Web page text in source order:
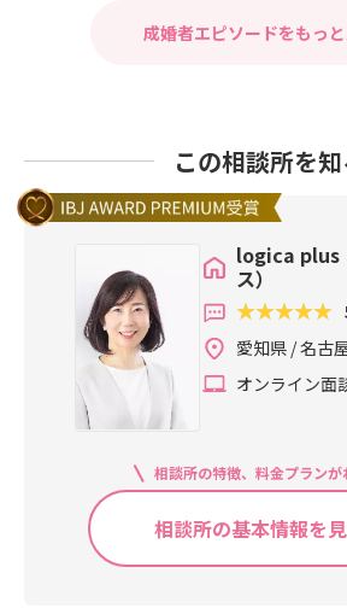
成婚者エピソードをもっ
この相談所を知
logica plus
ス）
愛知県 / 名古
オンライン面
相談所の特徴、料金プランが
相談所の基本情報を